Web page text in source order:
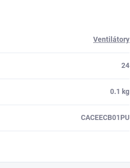
Ventilátory
24
0.1 kg
CACEECB01PU